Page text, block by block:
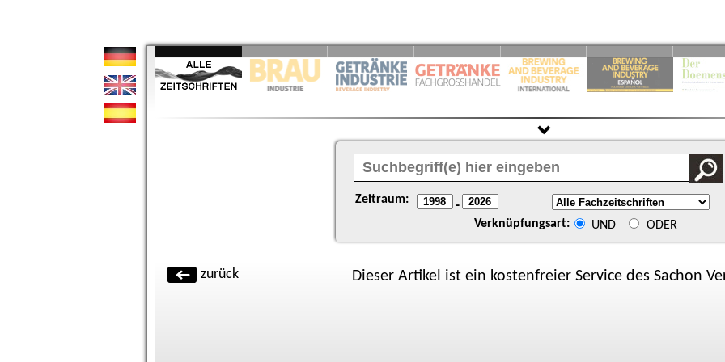
Zeitraum: -
Verknüpfungsart: UND ODER
zurück Dieser Artikel ist ein kostenfreier Service des Sachon